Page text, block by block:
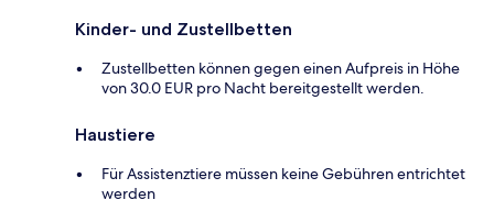
Kinder- und Zustellbetten
Zustellbetten können gegen einen Aufpreis in Höhe
von 30.0 EUR pro Nacht bereitgestellt werden.
Haustiere
Für Assistenztiere müssen keine Gebühren entrichtet
werden